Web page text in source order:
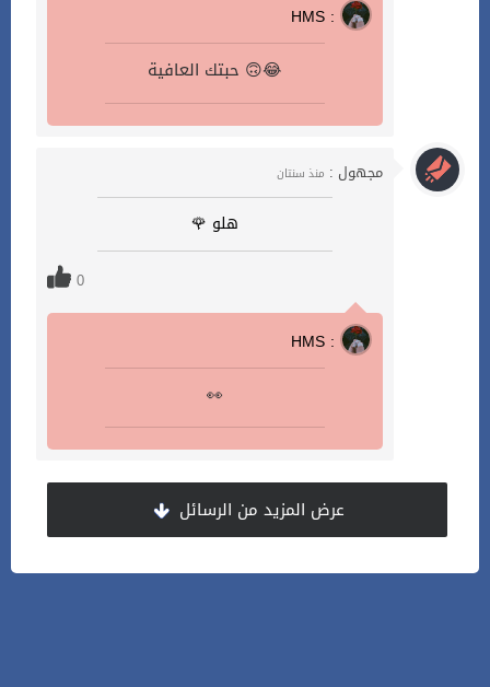
HMS :
حبتك العافية 🙃😂
مجهول : منذ سنتان
هلو 🌹
0
HMS :
👀
عرض المزيد من الرسائل